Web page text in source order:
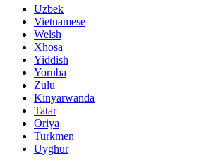
Uzbek
Vietnamese
Welsh
Xhosa
Yiddish
Yoruba
Zulu
Kinyarwanda
Tatar
Oriya
Turkmen
Uyghur